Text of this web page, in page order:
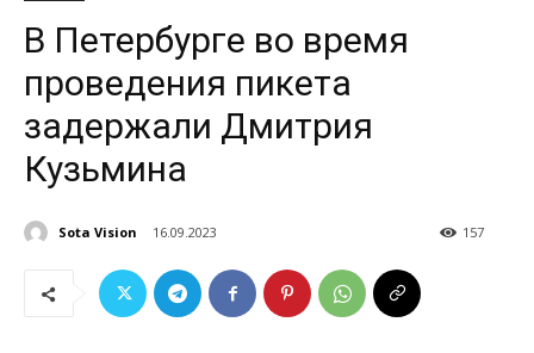
В Петербурге во время
проведения пикета
задержали Дмитрия
Кузьмина
Sota Vision 16.09.2023 157